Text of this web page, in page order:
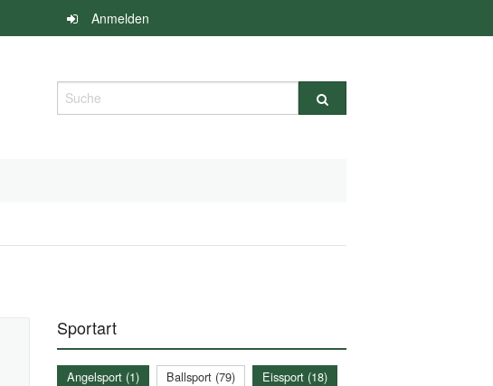
Anmelden
Suche
Sportart
Angelsport (1) Ballsport (79)
Eissport (18)